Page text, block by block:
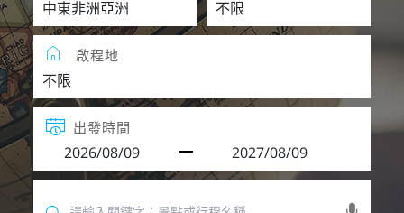
啟程地
出發時間